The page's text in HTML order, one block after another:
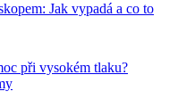
Jak vypadá a co to